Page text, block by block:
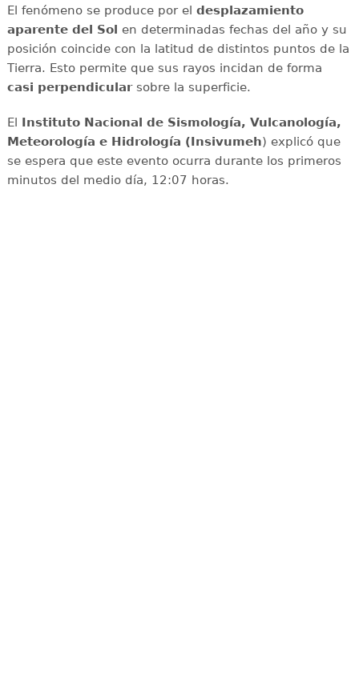
El fenómeno se produce por el desplazamiento
aparente del Sol en determinadas fechas del año y su
posición coincide con la latitud de distintos puntos de la
Tierra. Esto permite que sus rayos incidan de forma
casi perpendicularsobre la superficie.
El Instituto Nacional de Sismología, Vulcanología,
Meteorología e Hidrología (Insivumeh) explicó que
se espera que este evento ocurra durante los primeros
minutos del medio día, 12:07 horas.